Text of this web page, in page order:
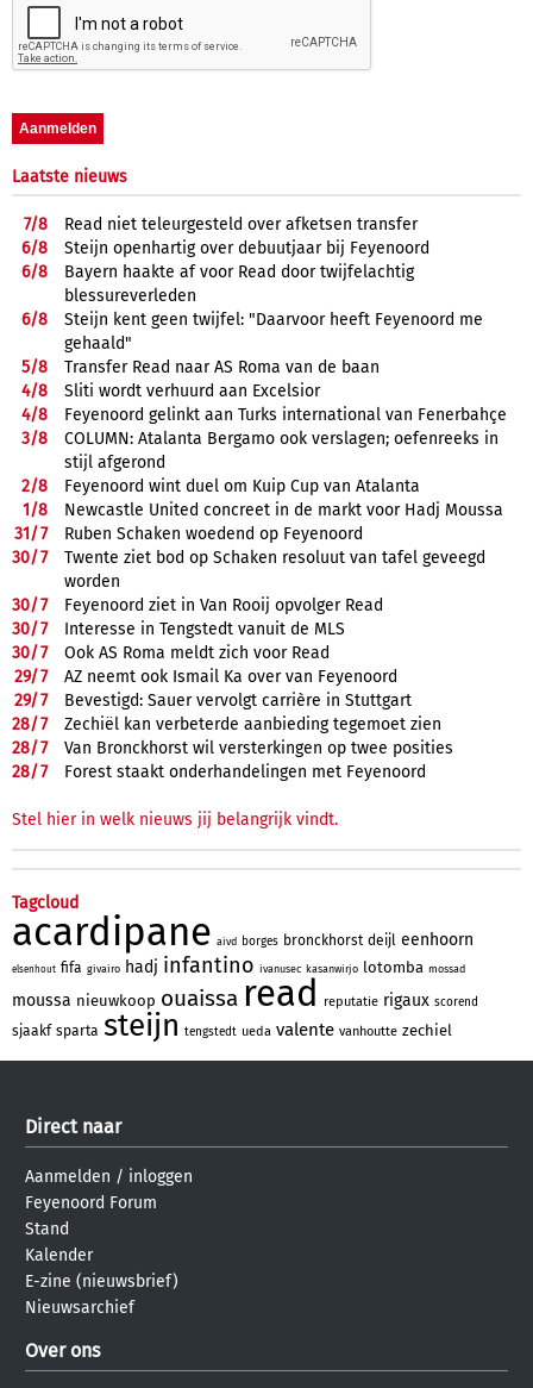
Laatste nieuws
7/8
Read niet teleurgesteld over afketsen transfer
6/8
Steijn openhartig over debuutjaar bij Feyenoord
6/8
Bayern haakte af voor Read door twijfelachtig
blessureverleden
6/8
Steijn kent geen twijfel: "Daarvoor heeft Feyenoord me
gehaald"
5/8
Transfer Read naar AS Roma van de baan
4/8
Sliti wordt verhuurd aan Excelsior
4/8
Feyenoord gelinkt aan Turks international van Fenerbahçe
3/8
COLUMN: Atalanta Bergamo ook verslagen; oefenreeks in
stijl afgerond
2/8
Feyenoord wint duel om Kuip Cup van Atalanta
1/8
Newcastle United concreet in de markt voor Hadj Moussa
31/7
Ruben Schaken woedend op Feyenoord
30/7
Twente ziet bod op Schaken resoluut van tafel geveegd
worden
30/7
Feyenoord ziet in Van Rooij opvolger Read
30/7
Interesse in Tengstedt vanuit de MLS
30/7
Ook AS Roma meldt zich voor Read
29/7
AZ neemt ook Ismail Ka over van Feyenoord
29/7
Bevestigd: Sauer vervolgt carrière in Stuttgart
28/7
Zechiël kan verbeterde aanbieding tegemoet zien
28/7
Van Bronckhorst wil versterkingen op twee posities
28/7 Forest staakt onderhandelingen met Feyenoord
Stel hier in welk nieuws jij belangrijk vindt.
Tagcloud
acardipane aivd borges bronckhorst deijl eenhoorn
elsenhout fifa givairo hadj infantino ivanusec kasanwirjo lotomba mossad
moussa nieuwkoop ouaissa read reputatie rigaux scorend
sjaakf sparta steijn tengstedt ueda valente vanhoutte zechiel
Direct naar
Aanmelden / inloggen
Feyenoord Forum
Stand
Kalender
E-zine (nieuwsbrief)
Nieuwsarchief
Over ons